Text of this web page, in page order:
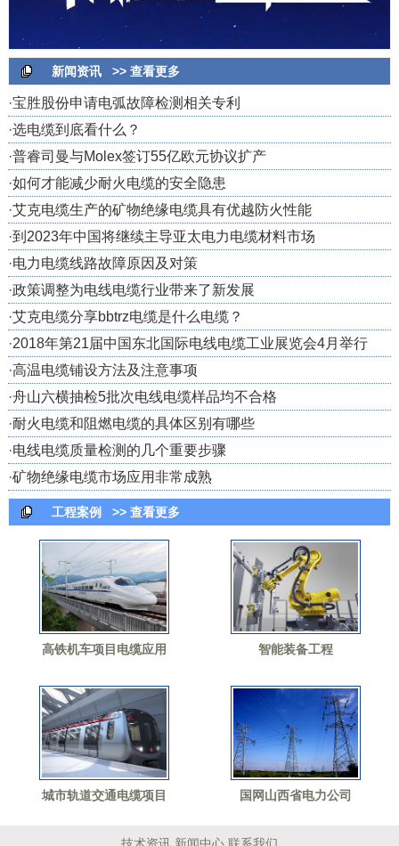
新闻资讯 >> 查看更多
·宝胜股份申请电弧故障检测相关专利
·选电缆到底看什么？
·普睿司曼与Molex签订55亿欧元协议扩产
·如何才能减少耐火电缆的安全隐患
·艾克电缆生产的矿物绝缘电缆具有优越防火性能
·到2023年中国将继续主导亚太电力电缆材料市场
·电力电缆线路故障原因及对策
·政策调整为电线电缆行业带来了新发展
·艾克电缆分享bbtrz电缆是什么电缆？
·2018年第21届中国东北国际电线电缆工业展览会4月举行
·高温电缆铺设方法及注意事项
·舟山六横抽检5批次电线电缆样品均不合格
·耐火电缆和阻燃电缆的具体区别有哪些
·电线电缆质量检测的几个重要步骤
·矿物绝缘电缆市场应用非常成熟
工程案例 >> 查看更多
高铁机车项目电缆应用 智能装备工程
城市轨道交通电缆项目 国网山西省电力公司